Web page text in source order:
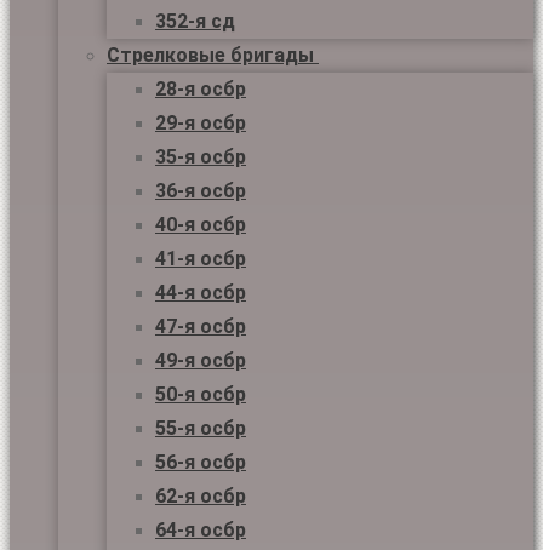
352-я сд
Стрелковые бригады
28-я осбр
29-я осбр
35-я осбр
36-я осбр
40-я осбр
41-я осбр
44-я осбр
47-я осбр
49-я осбр
50-я осбр
55-я осбр
56-я осбр
62-я осбр
64-я осбр